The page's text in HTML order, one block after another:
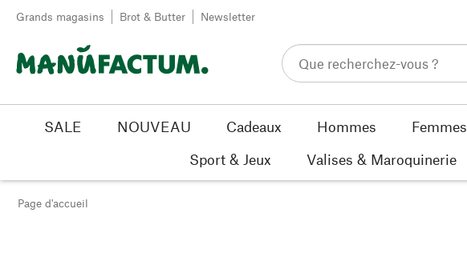
Passer au contenu
Grands magasins Brot & Butter Newsletter
SALE NOUVEAU Cadeaux Hommes Femmes
Sport & Jeux
Valises & Maroquinerie
Page d'accueil